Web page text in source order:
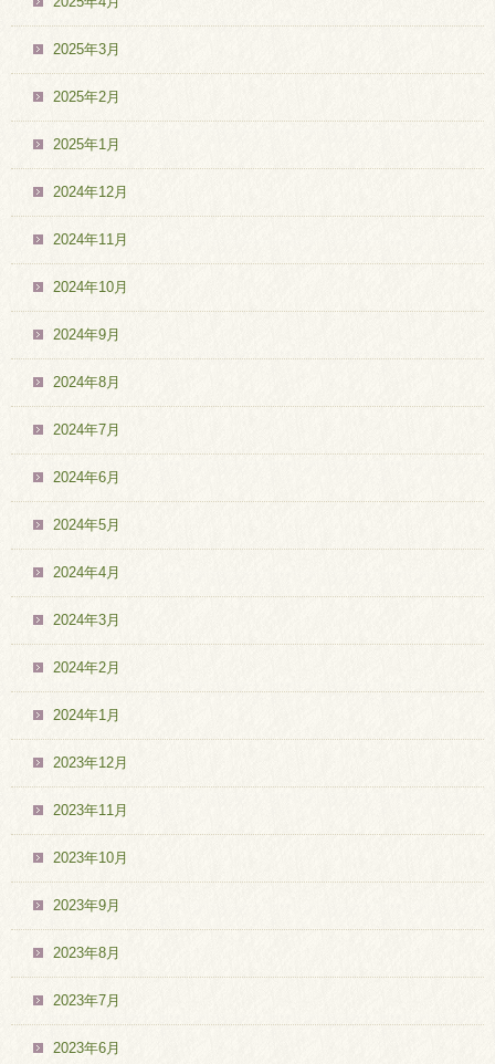
2025年3月
2025年2月
2025年1月
2024年12月
2024年11月
2024年10月
2024年9月
2024年8月
2024年7月
2024年6月
2024年5月
2024年4月
2024年3月
2024年2月
2024年1月
2023年12月
2023年11月
2023年10月
2023年9月
2023年8月
2023年7月
2023年6月